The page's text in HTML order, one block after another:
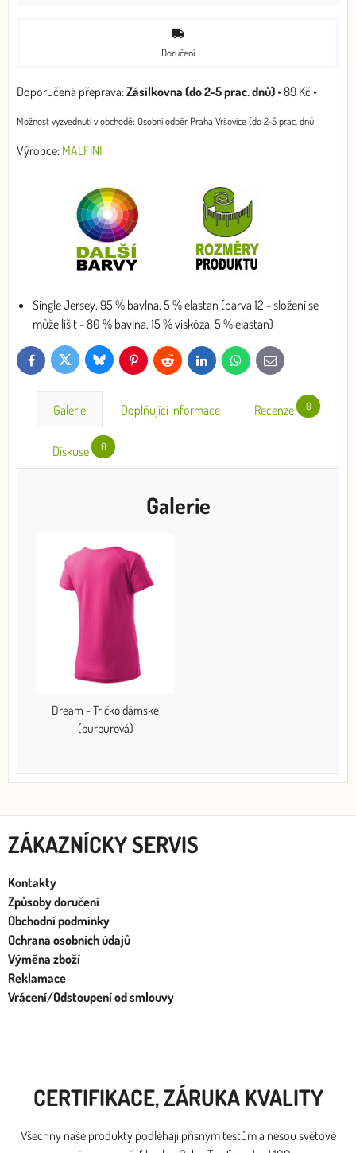
Doručení
Zásilkovna (do 2-5 prac. dnů)•89 Kč •
Osobní odběr Praha Vršovice (do 2-5 prac. dnů
Výrobce: MALFINI
Single Jersey, 95 % bavlna, 5 % elastan (barva 12 - složení se
může lišit - 80 % bavlna, 15 % viskóza, 5 % elastan)
FacebookTwitter Bluesky PinterestReddit LinkedInWhatsApp
E-
mail
Galerie Doplňující informace Recenze 0
Diskuse 0
Galerie
Dream - Tričko dámské
(purpurová)
ZÁKAZNÍCKY SERVIS
Kontakty
Způsoby doručení
Obchodní podmínky
Ochrana osobních údajů
Výměna zboží
Reklamace
Vrácení/Odstoupení od smlouvy
CERTIFIKACE, ZÁRUKA KVALITY
Všechny naše produkty podléhají přísným testům a nesou světově